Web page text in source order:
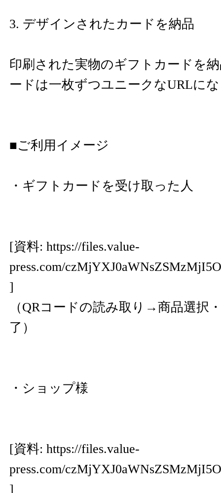
3. デザインされたカードを納品
印刷された実物のギフトカードを
ードは一枚ずつユニークなURLに
■ご利用イメージ
・ギフトカードを受け取った人
[資料: https://files.value-
press.com/
]
（QRコードの読み取り→商品選択
了）
・ショップ様
[資料: https://files.value-
press.com/
]